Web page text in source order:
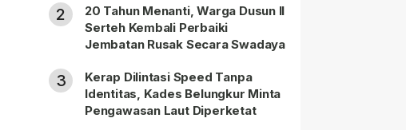
2
20 Tahun Menanti, Warga Dusun II
Serteh Kembali Perbaiki
Jembatan Rusak Secara Swadaya
3
Kerap Dilintasi Speed Tanpa
Identitas, Kades Belungkur Minta
Pengawasan Laut Diperketat